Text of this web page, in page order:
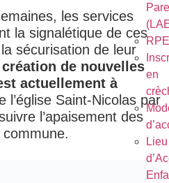
RPE
en
Lieu
les services
la signalétique de ces
sécurisation de leur
création de nouvelles
actuellement à
l’église Saint-Nicolas par
l’apaisement des